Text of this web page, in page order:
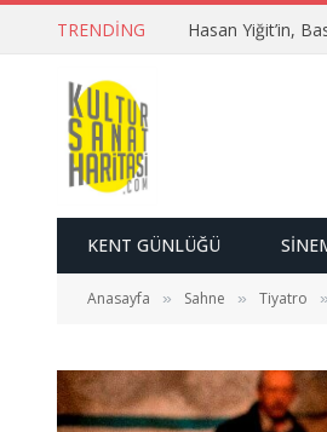
TRENDING Hasan Yiğit’in,
KENT GÜNLÜĞÜ
Anasayfa » Sahne » Tiyatro »